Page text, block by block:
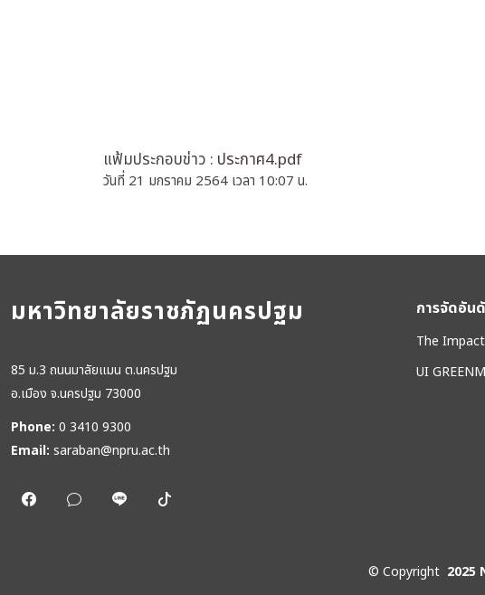
แฟ้มประกอบข่าว : ประกาศ4.pdf
วันที่ 21 มกราคม 2564 เวลา 10:07 น.
มหาวิทยาลัยราชภัฏนครปฐม
85 ม.3 ถนนมาลัยแมน ต.นครปฐม
อ.เมือง จ.นครปฐม 73000
Phone: 0 3410 9300
Email: saraban@npru.ac.th
การจัดอัน
The
UI
© Copyright 2025